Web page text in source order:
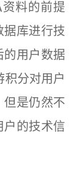
料的前提
据库进行技
的用户数据
积分对用户
但是仍然不
户的技术信